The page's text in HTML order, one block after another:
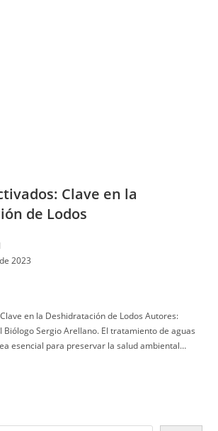
Clave en la
de Lodos
2023
en la Deshidratación de Lodos Autores:
Biólogo Sergio Arellano. El tratamiento de aguas
esencial para preservar la salud ambiental…